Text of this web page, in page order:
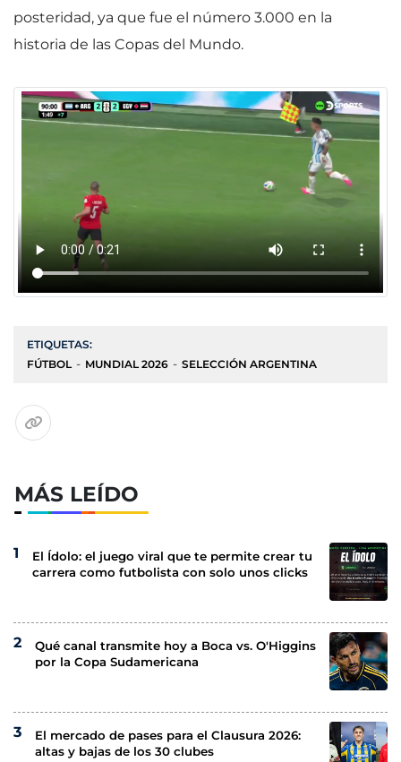
posteridad, ya que fue el número 3.000 en la
historia de las Copas del Mundo.
ETIQUETAS:
FÚTBOL
MUNDIAL 2026 SELECCIÓN ARGENTINA
MÁS LEÍDO
El Ídolo: el juego viral que te permite crear tu
carrera como futbolista con solo unos clicks
Qué canal transmite hoy a Boca vs. O'Higgins
por la Copa Sudamericana
El mercado de pases para el Clausura 2026:
altas y bajas de los 30 clubes